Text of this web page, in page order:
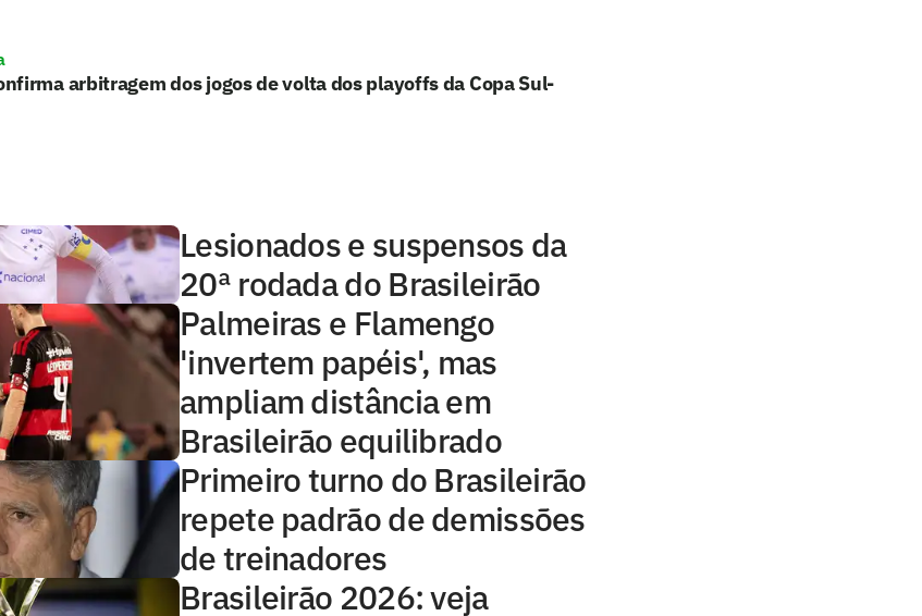
arbitragem dos jogos de volta dos playoffs da Copa Sul-
Lesionados e suspensos da
20ª rodada do Brasileirão
Palmeiras e Flamengo
'invertem papéis', mas
ampliam distância em
Brasileirão equilibrado
Primeiro turno do Brasileirão
repete padrão de demissões
de treinadores
Brasileirão 2026: veja